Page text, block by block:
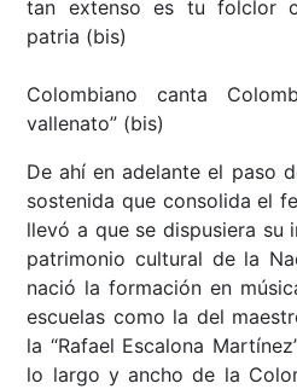
tan extenso es tu folclor
patria (bis)
Colombiano canta
vallenato” (bis)
De ahí en adelante el paso
sostenida que consolida el
llevó a que se dispusiera su
patrimonio cultural de la
nació la formación en
escuelas como la del
la “Rafael Escalona
lo largo y ancho de la